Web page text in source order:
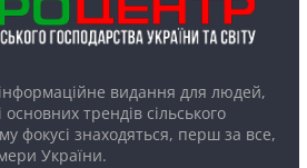
видання для людей,
основних трендів сільського
фокусі знаходяться, перш за все,
України.